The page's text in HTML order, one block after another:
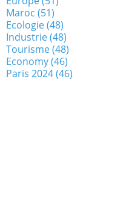
Maroc (51)
Ecologie(48)
Industrie(48)
Tourisme(48)
Economy(46)
Paris 2024(46)